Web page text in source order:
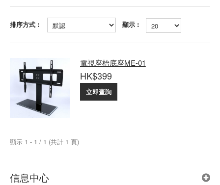
排序方式︰ 顯示︰
電視座枱底座ME-01
HK$399
立即查詢
顯示 1 - 1 / 1 (共計 1 頁)
信息中心